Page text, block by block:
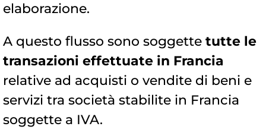
elaborazione.
A questo flusso sono soggette tutte le
transazioni effettuate in Francia
relative ad acquisti o vendite di beni e
servizi tra società stabilite in Francia
soggette a IVA.